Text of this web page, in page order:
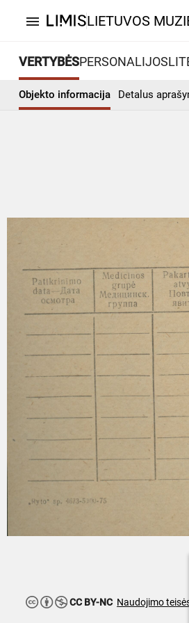
menu LIETUVOS
VERTYBĖSPERSONALIJOS
Objekto informacija Detalus
CC BY-NC Naudojimo